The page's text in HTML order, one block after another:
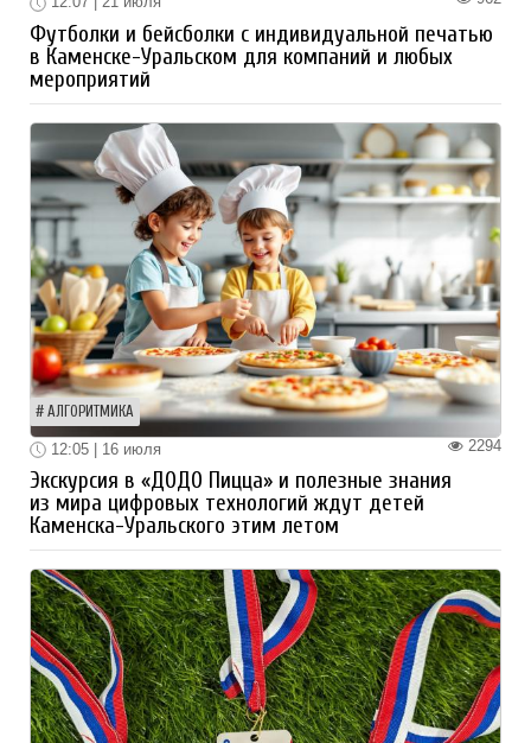
Футболки и бейсболки с индивидуальной печатью
в Каменске-Уральском для компаний и любых
мероприятий
АЛГОРИТМИКА
2294
12:05 | 16 июля
Экскурсия в «ДОДО Пицца» и полезные знания
из мира цифровых технологий ждут детей
Каменска-Уральского этим летом